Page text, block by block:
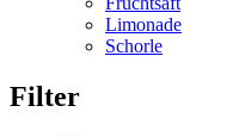
Limonade
Schorle
Filter